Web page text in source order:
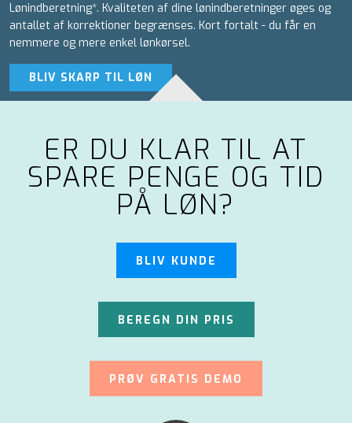
Lønindberetning*. Kvaliteten af dine lønindberetninger øges og
antallet af korrektioner begrænses. Kort fortalt - du får en
nemmere og mere enkel lønkørsel.
BLIV SKARP TIL LØN
ER DU KLAR TIL AT
SPARE PENGE OG TID
PÅ LØN?
BLIV KUNDE
BEREGN DIN PRIS
PRØV GRATIS DEMO